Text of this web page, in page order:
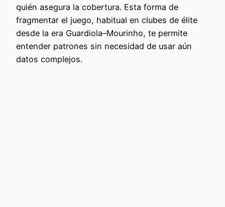
quién asegura la cobertura. Esta forma de
fragmentar el juego, habitual en clubes de élite
desde la era Guardiola–Mourinho, te permite
entender patrones sin necesidad de usar aún
datos complejos.